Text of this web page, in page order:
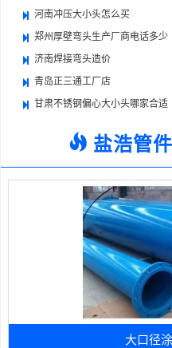
河南冲压大小头怎么买
郑州厚壁弯头生产厂商电话多少
济南焊接弯头造价
青岛正三通工厂店
甘肃不锈钢偏心大小头哪家合适
盐浩管
大口径